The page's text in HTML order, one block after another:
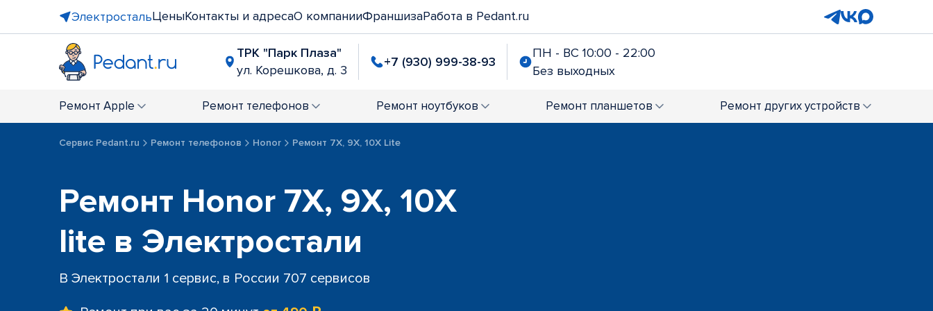
ЭлектростальЦеныКонтакты и адресаО компанииФраншизаРабота в Pedant.ru
ТРК "Парк Плаза"
ул. Корешкова, д. 3
+7 (930) 999-38-93
ПН - ВС 10:00 - 22:00
Без выходных
Ремонт Apple Ремонт телефонов Ремонт ноутбуков Ремонт планшетов Ремонт других устройств
Сервис Pedant.ru Ремонт телефонов Honor Ремонт 7X, 9X, 10X Lite
Ремонт Honor 7X, 9X, 10X
lite в Электростали
В Электростали 1 сервис, в России 707 сервисов